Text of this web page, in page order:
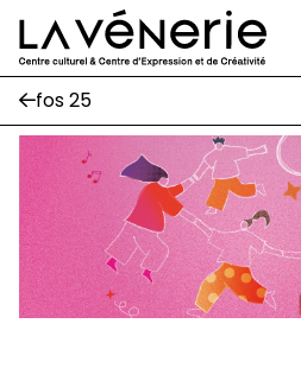
Aller au contenu principal
Rue Gratès, 3
1170 Watermael-Boitsfort
02 663 85 50
Écuries
Place Gilson, 3
1170 Watermael-Boitsfort
02 663 85 50
suivez-nous
fos 25